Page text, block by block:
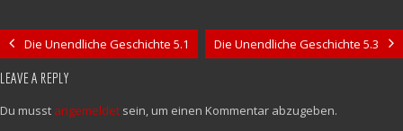
Die Unendliche Geschichte 5.1 Die Unendliche Geschichte 5.3
LEAVE A REPLY
Du musst angemeldet sein, um einen Kommentar abzugeben.